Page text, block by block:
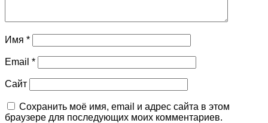
Имя *
Email *
Сайт
Сохранить моё имя, email и адрес сайта в этом
браузере для последующих моих комментариев.